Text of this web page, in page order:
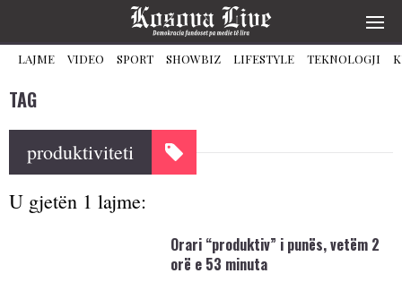
LAJME VIDEO SPORT SHOWBIZ LIFESTYLE TEKNOLOGJI
TAG
produktiviteti
U gjetën 1 lajme:
Orari “produktiv” i punës, vetëm 2
orë e 53 minuta